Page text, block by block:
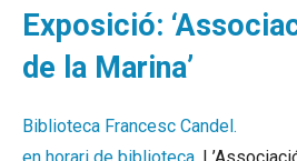
Exposició:
de la Marina’
Biblioteca Francesc Candel.